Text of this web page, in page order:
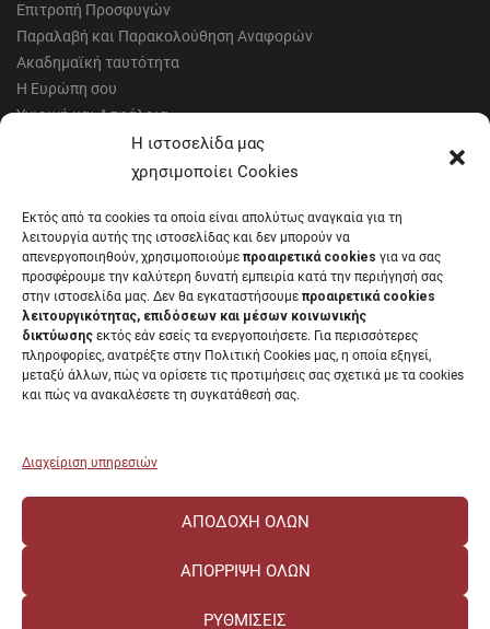
Η ιστοσελίδα μας
χρησιμοποίει Cookies
Εκτός από τα cookies τα οποία είναι απολύτως αναγκαία για τη
λειτουργία αυτής της ιστοσελίδας και δεν μπορούν να
απενεργοποιηθούν, χρησιμοποιούμε προαιρετικά cookies για να σας
προσφέρουμε την καλύτερη δυνατή εμπειρία κατά την περιήγησή σας
στην ιστοσελίδα μας. Δεν θα εγκαταστήσουμε προαιρετικά cookies
λειτουργικότητας, επιδόσεων και μέσων κοινωνικής
δικτύωσης εκτός εάν εσείς τα ενεργοποιήσετε. Για περισσότερες
πληροφορίες, ανατρέξτε στην Πολιτική Cookies μας, η οποία εξηγεί,
μεταξύ άλλων, πώς να ορίσετε τις προτιμήσεις σας σχετικά με τα cookies
και πώς να ανακαλέσετε τη συγκατάθεσή σας.
Διαχείριση υπηρεσιών
ΑΠΟΔΟΧΉ ΌΛΩΝ
ΑΠΌΡΡΙΨΗ ΌΛΩΝ
ΡΥΘΜΊΣΕΙΣ
Επιτροπή Προσφυγών
Παραλαβή και Παρακολούθηση Αναφορών
Ακαδημαϊκή ταυτότητα
Η Ευρώπη σου
Υγιεινή και Ασφάλεια
Έντυπα Οικονομικής Υπηρεσίας
Έντυπα Διοικητικών Υπηρεσιών
Μητρώα αξιολογητών
Δημόσια Διαβούλευση
Συνεδριάσεις Συγκλήτου
Συνεδριάσεις Συμβουλίου Διοίκησης
EUNICoast European University